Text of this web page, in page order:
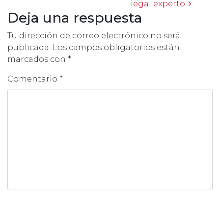
legal experto.
Deja una respuesta
Tu dirección de correo electrónico no será
publicada. Los campos obligatorios están
marcados con *
Comentario *